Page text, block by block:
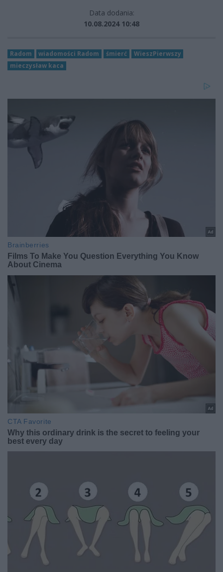
Data dodania:
10.08.2024 10:48
Radom wiadomości Radom śmierć
WieszPierwszy
mieczysław kaca